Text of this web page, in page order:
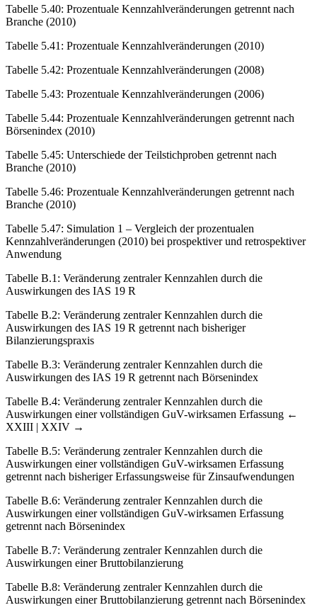
Tabelle 5.40: Prozentuale Kennzahlveränderungen getrennt nach
Branche (2010)
Tabelle 5.41 : Prozentuale Kennzahlveränderungen (2010)
Tabelle 5.42: Prozentuale Kennzahlveränderungen (2008)
Tabelle 5.43: Prozentuale Kennzahlveränderungen (2006)
Tabelle 5.44: Prozentuale Kennzahlveränderungen getrennt nach
Börsenindex (2010)
Tabelle 5.45: Unterschiede der Teilstichproben getrennt nach
Branche (2010)
Tabelle 5.46: Prozentuale Kennzahlveränderungen getrennt nach
Branche (2010)
Tabelle 5.47: Simulation 1 – Vergleich der prozentualen
Kennzahlveränderungen (2010) bei prospektiver und retrospektiver
Anwendung
Tabelle B.1 : Veränderung zentraler Kennzahlen durch die
Auswirkungen des IAS 19 R
Tabelle B.2: Veränderung zentraler Kennzahlen durch die
Auswirkungen des IAS 19 R getrennt nach bisheriger
Bilanzierungspraxis
Tabelle B.3: Veränderung zentraler Kennzahlen durch die
Auswirkungen des IAS 19 R getrennt nach Börsenindex
Tabelle B.4: Veränderung zentraler Kennzahlen durch die
Auswirkungen einer vollständigen GuV-wirksamen Erfassung ←
XXIII | XXIV →
Tabelle B.5: Veränderung zentraler Kennzahlen durch die
Auswirkungen einer vollständigen GuV-wirksamen Erfassung
getrennt nach bisheriger Erfassungsweise für Zinsaufwendungen
Tabelle B.6: Veränderung zentraler Kennzahlen durch die
Auswirkungen einer vollständigen GuV-wirksamen Erfassung
getrennt nach Börsenindex
Tabelle B.7: Veränderung zentraler Kennzahlen durch die
Auswirkungen einer Bruttobilanzierung
Tabelle B.8: Veränderung zentraler Kennzahlen durch die
Auswirkungen einer Bruttobilanzierung getrennt nach Börsenindex